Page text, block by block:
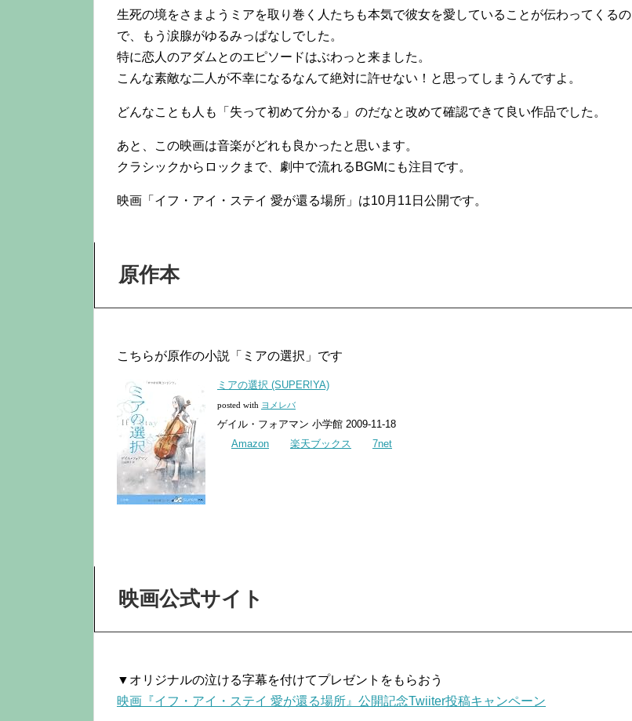
生死の境をさまようミアを取り巻く人たちも本気で彼女を愛していることが伝わってくるの
で、もう涙腺がゆるみっぱなしでした。
特に恋人のアダムとのエピソードはぶわっと来ました。
こんな素敵な二人が不幸になるなんて絶対に許せない！と思ってしまうんですよ。
どんなことも人も「失って初めて分かる」のだなと改めて確認できて良い作品でした。
あと、この映画は音楽がどれも良かったと思います。
クラシックからロックまで、劇中で流れるBGMにも注目です。
映画「イフ・アイ・ステイ 愛が還る場所」は10月11日公開です。
原作本
こちらが原作の小説「ミアの選択」です
ミアの選択 (SUPER!YA)
posted with ヨメレバ
ゲイル・フォアマン 小学館 2009-11-18
Amazon
楽天ブックス 7net
映画公式サイト
▼オリジナルの泣ける字幕を付けてプレゼントをもらおう
映画『イフ・アイ・ステイ 愛が還る場所』公開記念Twiiter投稿キャンペーン